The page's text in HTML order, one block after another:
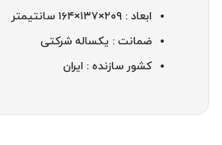
ابعاد : ۲۰۹×۱۳۷×۱۶۴ سانتیمتر
ضمانت : یکساله شرکتی
کشور سازنده : ایران